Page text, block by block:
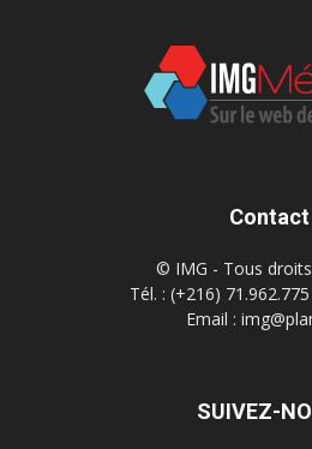
Contact
© IMG - Tous
Tél. : (+216)
Email :
SUIVEZ-